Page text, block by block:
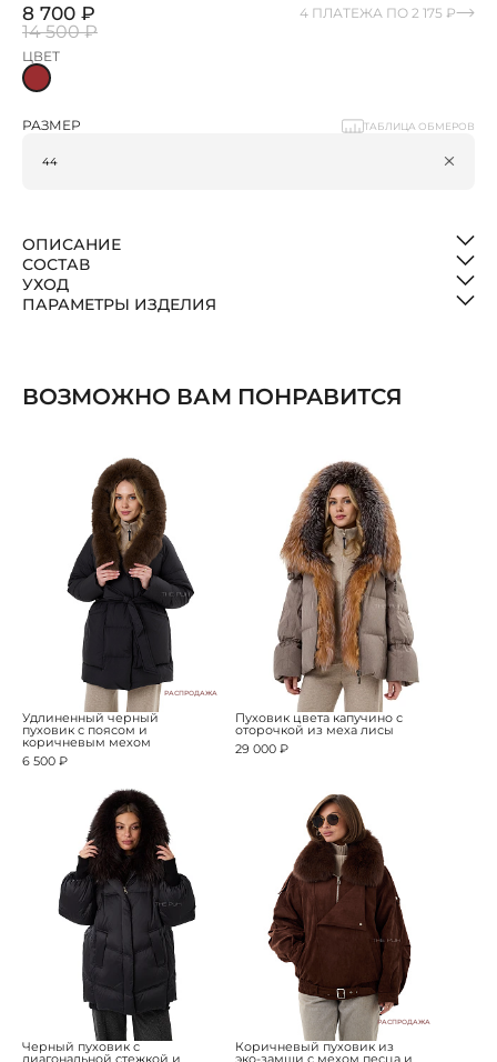
8 700 ₽
14 500 ₽
4 ПЛАТЕЖА ПО 2 175 ₽
ЦВЕТ
РАЗМЕР ТАБЛИЦА ОБМЕРОВ
ОПИСАНИЕ
СОСТАВ
УХОД
ПАРАМЕТРЫ ИЗДЕЛИЯ
ВОЗМОЖНО ВАМ ПОНРАВИТСЯ
РАСПРОДАЖА
Удлиненный черный
пуховик с поясом и
коричневым мехом
6 500 ₽
Пуховик цвета капучино с
оторочкой из меха лисы
29 000 ₽
Черный пуховик с
диагональной стежкой и
РАСПРОДАЖА
Коричневый пуховик из
эко-замши с мехом песца и